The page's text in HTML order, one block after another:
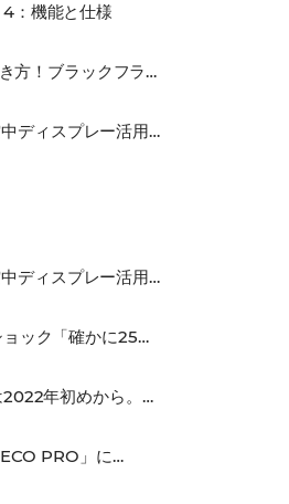
：機能と仕様
方！ブラックフラ
ディスプレー活用
ディスプレー活用
ック「確かに25歳
年初めから。低
免除
PRO」に